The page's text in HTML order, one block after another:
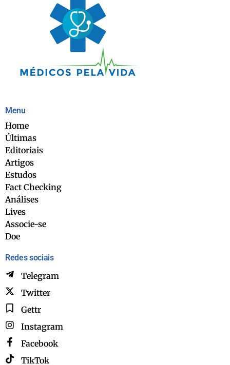
Menu
Home
Últimas
Editoriais
Artigos
Estudos
Fact Checking
Análises
Lives
Associe-se
Doe
Redes sociais
Telegram
Twitter
Gettr
Instagram
Facebook
TikTok